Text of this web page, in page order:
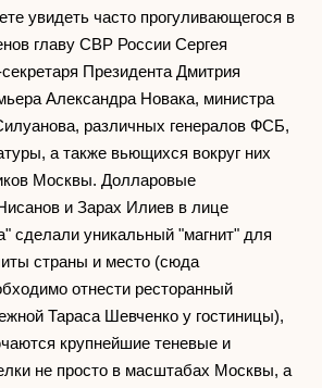
увидеть часто прогуливающегося в
главу СВР России Сергея
Президента Дмитрия
Александра Новака, министра
различных генералов ФСБ,
а также вьющихся вокруг них
Москвы. Долларовые
и Зарах Илиев в лице
сделали уникальный "магнит" для
страны и место (сюда
отнести ресторанный
Тараса Шевченко у гостиницы),
крупнейшие теневые и
не просто в масштабах Москвы, а